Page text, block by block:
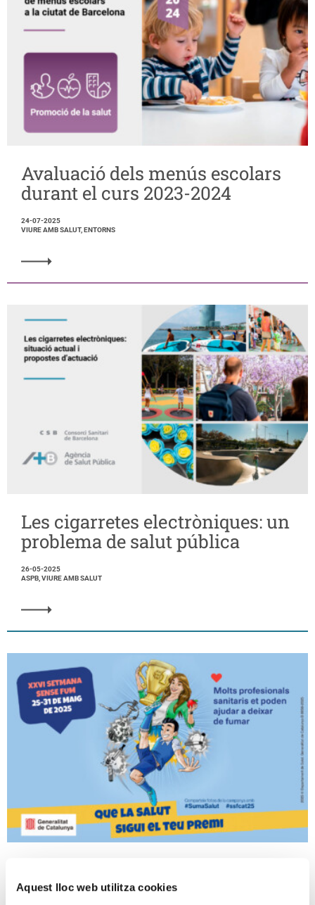
Aquest lloc web utilitza cookies
Avaluació dels menús escolars
durant el curs 2023-2024
24-07-2025
VIURE AMB SALUT, ENTORNS
Les cigarretes electròniques: un
problema de salut pública
26-05-2025
ASPB, VIURE AMB SALUT